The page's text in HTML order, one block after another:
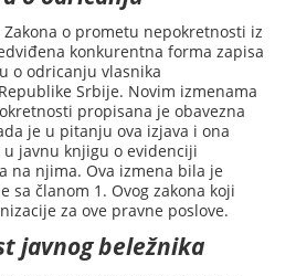
o prometu nepokretnosti iz
konkurentna forma zapisa
o odricanju vlasnika
Srbije. Novim izmenama
propisana je obavezna
je u pitanju ova izjava i ona
javnu knjigu o evidenciji
na njima. Ova izmena bila je
sa članom 1. Ovog zakona koji
za ove pravne poslove.
javnog beležnika